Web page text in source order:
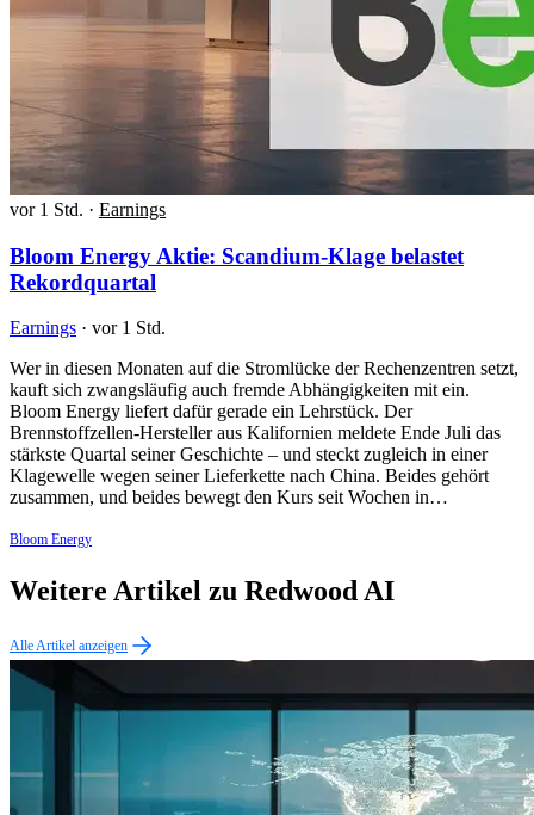
vor 1 Std. · Earnings
Bloom Energy Aktie: Scandium-Klage belastet
Rekordquartal
Earnings · vor 1 Std.
Wer in diesen Monaten auf die Stromlücke der Rechenzentren setzt,
kauft sich zwangsläufig auch fremde Abhängigkeiten mit ein.
Bloom Energy liefert dafür gerade ein Lehrstück. Der
Brennstoffzellen-Hersteller aus Kalifornien meldete Ende Juli das
stärkste Quartal seiner Geschichte – und steckt zugleich in einer
Klagewelle wegen seiner Lieferkette nach China. Beides gehört
zusammen, und beides bewegt den Kurs seit Wochen in…
Bloom Energy
Weitere Artikel zu Redwood AI
Alle Artikel anzeigen